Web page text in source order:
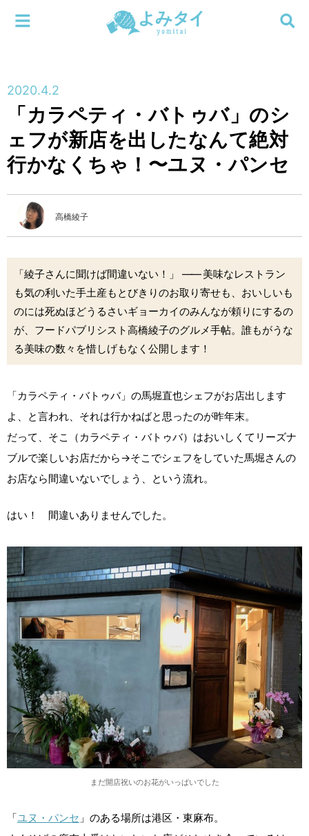
連載
新刊
編集部
検索する
メニューを閉じる
2020.4.2
「カラペティ・バトゥバ」のシ
ェフが新店を出したなんて絶対
行かなくちゃ！〜ユヌ・パンセ
高橋綾子
「綾子さんに聞けば間違いない！」 ―― 美味なレストラン
も気の利いた手土産もとびきりのお取り寄せも、おいしいも
のには死ぬほどうるさいギョーカイのみんなが頼りにするの
が、フードパブリシスト高橋綾子のグルメ手帖。誰もがうな
る美味の数々を惜しげもなく公開します！
「カラペティ・バトゥバ」の馬堀直也シェフがお店出します
よ、と言われ、それは行かねばと思ったのが昨年末。
だって、そこ（カラペティ・バトゥバ）はおいしくてリーズナ
ブルで楽しいお店だから→そこでシェフをしていた馬堀さんの
お店なら間違いないでしょう、という流れ。
はい！ 間違いありませんでした。
まだ開店祝いのお花がいっぱいでした
「ユヌ・パンセ 」のある場所は港区・東麻布。